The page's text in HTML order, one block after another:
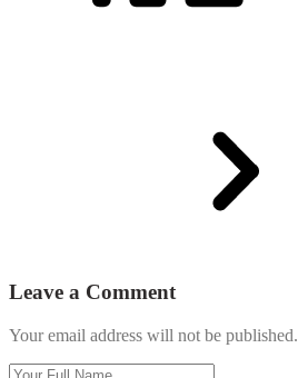
Leave a Comment
Your email address will not be published.